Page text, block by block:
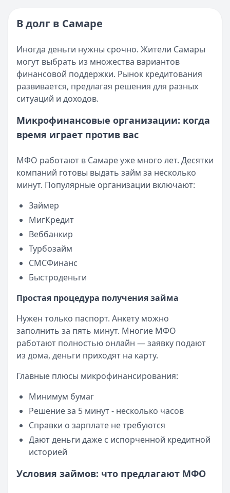
Категория:МФО и микрозаймы
Все статьи
Возврат переплаты в «Займере»: актуальная
Опубликовано:5 декабря 2025 г.
Категория:МФО
Читать новость
Срочный микрозайм 15 000 ₽ на карту: свежая
Кратко:Нужны 15 000 рублей на карту прямо сегодня?
Категория:МФО
Читать новость
Кратко:В III квартале 2025 года владельцы iPhone
Опубликовано:5 декабря 2025 г.
Категория:МФО
57 сервисов микрозаймов через Госуслуги: где
Кратко:Авторизация через Госуслуги ускоряет
Опубликовано:23 ноября 2025 г.
Категория:МФО
Читать новость
Смс о «одобренном займе» от Bigmani Ru: как
Пришло СМС об одобрении займа от Bigmani
Опубликовано:23 ноября 2025 г.
Читать новость
Все новости
В долг в Самаре
Иногда деньги нужны срочно. Жители Самары
могут выбрать из множества вариантов
финансовой поддержки. Рынок кредитования
развивается, предлагая решения для разных
ситуаций и доходов.
Микрофинансовые организации: когда
время играет против вас
МФО работают в Самаре уже много лет. Десятки
компаний готовы выдать займ за несколько
минут. Популярные организации включают:
Займер
МигКредит
Веббанкир
Турбозайм
СМСФинанс
Быстроденьги
Простая процедура получения займа
Нужен только паспорт. Анкету можно
заполнить за пять минут. Многие МФО
работают полностью онлайн — заявку подают
из дома, деньги приходят на карту.
Главные плюсы микрофинансирования:
Минимум бумаг
Решение за 5 минут - несколько часов
Справки о зарплате не требуются
Дают деньги даже с испорченной кредитной
историей
Условия займов: что предлагают МФО